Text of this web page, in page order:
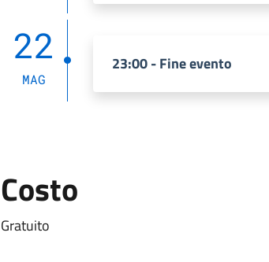
22
MAG
23:00 - Fine evento
Costo
Gratuito